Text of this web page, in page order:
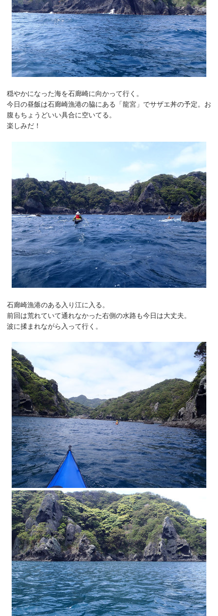
穏やかになった海を石廊崎に向かって行く。
今日の昼飯は石廊崎漁港の脇にある「龍宮」でサザエ丼の予定。お
腹もちょうどいい具合に空いてる。
楽しみだ！
石廊崎漁港のある入り江に入る。
前回は荒れていて通れなかった右側の水路も今日は大丈夫。
波に揉まれながら入って行く。